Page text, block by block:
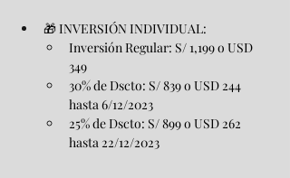
🎁 INVERSIÓN INDIVIDUAL:
Inversión Regular: S/ 1,199 o USD
349
30% de Dscto: S/ 839 o USD 244
hasta 6/12/2023
25% de Dscto: S/ 899 o USD 262
hasta 22/12/2023